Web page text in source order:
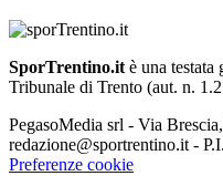
SporTrentino.it è una testata
Tribunale di Trento (aut. n.
PegasoMedia srl - Via
redazione@sportrentino.it -
Preferenze cookie